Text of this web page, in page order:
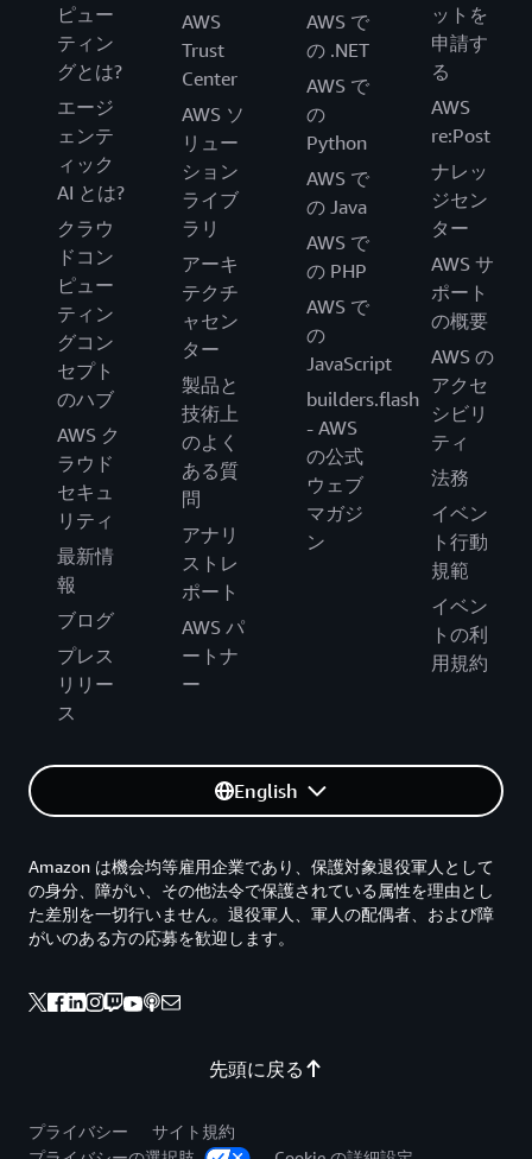
ピュー
ティン
グとは?
エージ
ェンテ
ィック
AI とは?
クラウ
ドコン
ピュー
ティン
グコン
セプト
のハブ
AWS ク
ラウド
セキュ
リティ
最新情
報
ブログ
プレス
リリー
ス
AWS
Trust
Center
AWS ソ
リュー
ション
ライブ
ラリ
アーキ
テクチ
ャセン
ター
製品と
技術上
のよく
ある質
問
アナリ
ストレ
ポート
AWS パ
ートナ
ー
AWS で
の .NET
AWS で
の
Python
AWS で
の Java
AWS で
の PHP
AWS で
の
JavaScript
builders.flash
- AWS
の公式
ウェブ
マガジ
ン
ットを
申請す
る
AWS
re:Post
ナレッ
ジセン
ター
AWS サ
ポート
の概要
AWS の
アクセ
シビリ
ティ
法務
イベン
ト行動
規範
イベン
トの利
用規約
English
先頭に戻る
Amazon は機会均等雇用企業であり、保護対象退役軍人として
の身分、障がい、その他法令で保護されている属性を理由とし
た差別を一切行いません。退役軍人、軍人の配偶者、および障
がいのある方の応募を歓迎します。
プライバシー
サイト規約